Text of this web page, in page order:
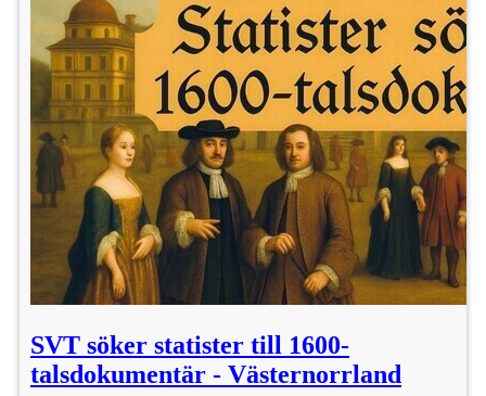
SVT söker statister till 1600-
talsdokumentär - Västernorrland